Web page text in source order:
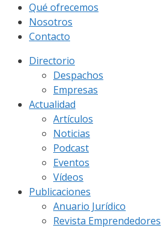
Qué ofrecemos
Nosotros
Contacto
Directorio
Despachos
Empresas
Actualidad
Artículos
Noticias
Podcast
Eventos
Vídeos
Publicaciones
Anuario Jurídico
Revista Emprendedores